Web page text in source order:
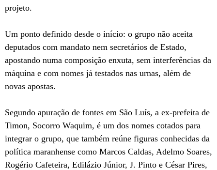
projeto.
Um ponto definido desde o início: o grupo não aceita
deputados com mandato nem secretários de Estado,
apostando numa composição enxuta, sem interferências da
máquina e com nomes já testados nas urnas, além de
novas apostas.
Segundo apuração de fontes em São Luís, a ex-prefeita de
Timon, Socorro Waquim, é um dos nomes cotados para
integrar o grupo, que também reúne figuras conhecidas da
política maranhense como Marcos Caldas, Adelmo Soares,
Rogério Cafeteira, Edilázio Júnior, J. Pinto e César Pires,